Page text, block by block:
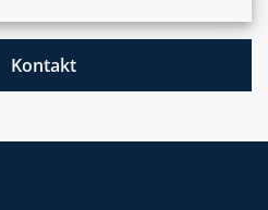
Kontakt